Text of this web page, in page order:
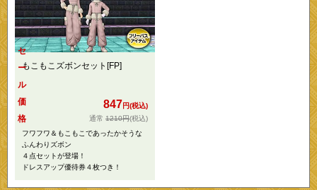
もこもこズボンセット[FP]
セ
ー
ル
価
格
847円(税込)
1210円(税込)
フワフワ＆もこもこであったかそうな
ふんわりズボン
４点セットが登場！
ドレスアップ優待券４枚つき！